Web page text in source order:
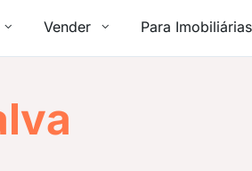
Vender Para Imobiliárias